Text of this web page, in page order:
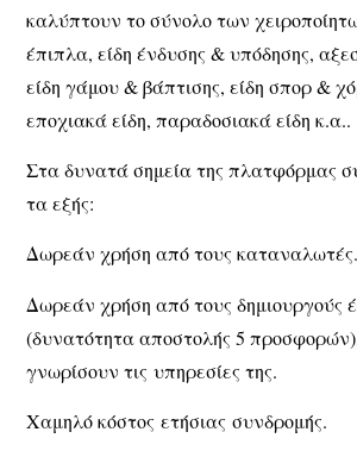
καλύπτουν το σύνολο των
έπιπλα, είδη ένδυσης & υπόδησης,
είδη γάμου & βάπτισης, είδη σπορ &
εποχιακά είδη, παραδοσιακά είδη κ.α..
Στα δυνατά σημεία της πλατφόρμας
τα εξής:
Δωρεάν χρήση από τους καταναλωτές.
Δωρεάν χρήση από τους δημιουργούς
(δυνατότητα αποστολής 5
γνωρίσουν τις υπηρεσίες της.
Χαμηλό κόστος ετήσιας συνδρομής.